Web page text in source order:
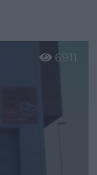
6911